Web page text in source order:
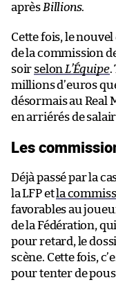
après Billions.
Cette fois, le
de la commission
soir selon L’Équipe.
millions d’euros
désormais au Real
en arriérés de
Les
Déjà passé par la
la LFP etla
favorables au
de la Fédération,
pour retard, le
scène. Cette fois,
pour tenter de